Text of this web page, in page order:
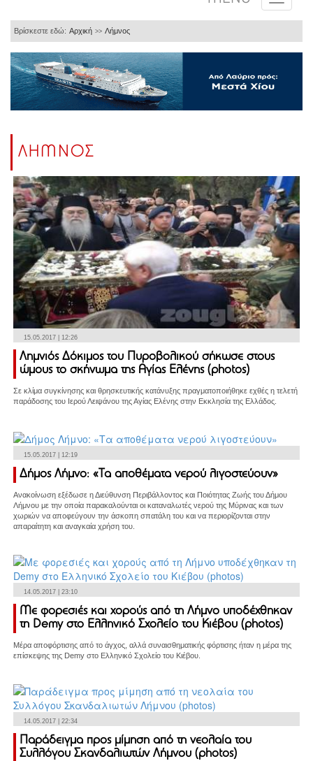
Βρίσκεστε εδώ: Αρχική >> Λήμνος
ΛΗΜΝΟΣ
15.05.2017 | 12:26
Λημνιός Δόκιμος του Πυροβολικού σήκωσε στους
ώμους το σκήνωμα της Αγίας Ελένης (photos)
Σε κλίμα συγκίνησης και θρησκευτικής κατάνυξης πραγματοποιήθηκε εχθές η τελετή
παράδοσης του Ιερού Λειψάνου της Αγίας Ελένης στην Εκκλησία της Ελλάδος.
15.05.2017 | 12:19
Δήμος Λήμνο: «Τα αποθέματα νερού λιγοστεύουν»
Ανακοίνωση εξέδωσε η Διεύθυνση Περιβάλλοντος και Ποιότητας Ζωής του Δήμου
Λήμνου με την οποία παρακαλούνται οι καταναλωτές νερού της Μύρινας και των
χωριών να αποφεύγουν την άσκοπη σπατάλη του και να περιορίζονται στην
απαραίτητη και αναγκαία χρήση του.
14.05.2017 | 23:10
Με φορεσιές και χορούς από τη Λήμνο υποδέχθηκαν
τη Demy στο Ελληνικό Σχολείο του Κιέβου (photos)
Μέρα αποφόρτισης από το άγχος, αλλά συναισθηματικής φόρτισης ήταν η μέρα της
επίσκεψης της Demy στο Ελληνικό Σχολείο του Κιέβου.
14.05.2017 | 22:34
Παράδειγμα προς μίμηση από τη νεολαία του
Συλλόγου Σκανδαλιωτών Λήμνου (photos)